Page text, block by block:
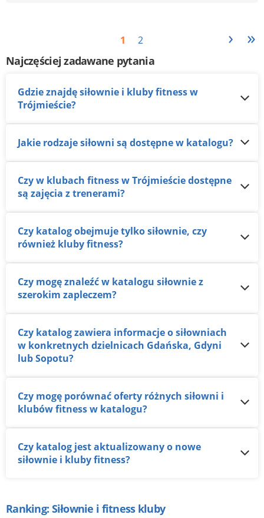
1 2 › »
Najczęściej zadawane pytania
Gdzie znajdę siłownie i kluby fitness w
Trójmieście?
Jakie rodzaje siłowni są dostępne w katalogu?
Czy w klubach fitness w Trójmieście dostępne
są zajęcia z trenerami?
Czy katalog obejmuje tylko siłownie, czy
również kluby fitness?
Czy mogę znaleźć w katalogu siłownie z
szerokim zapleczem?
Czy katalog zawiera informacje o siłowniach
w konkretnych dzielnicach Gdańska, Gdyni
lub Sopotu?
Czy mogę porównać oferty różnych siłowni i
klubów fitness w katalogu?
Czy katalog jest aktualizowany o nowe
siłownie i kluby fitness?
Ranking: Siłownie i fitness kluby